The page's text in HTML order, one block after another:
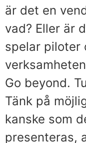
är det en
vad? Eller är
spelar piloter
Go beyond.
Tänk på
kanske som
presenteras,